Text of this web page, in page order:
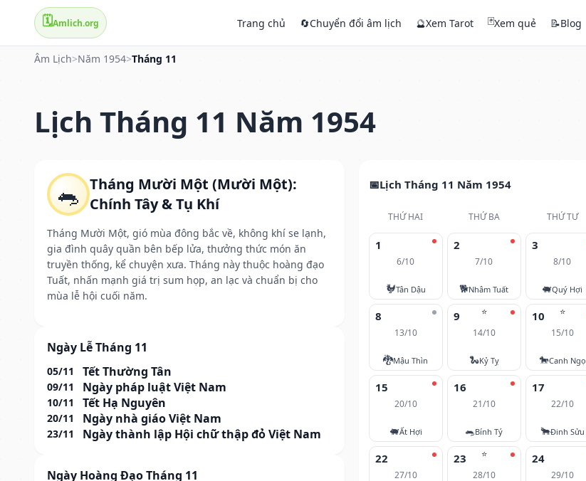
🗓️Amlich.org Trang chủ 🔄Chuyển đổi âm lịch 🔮Xem Tarot 🃏Xem quẻ 📝Blog
Âm Lịch>Năm 1954>Tháng 11
Lịch Tháng 11 Năm 1954
🐀 Tháng Mười Một (Mười Một):
Chính Tây & Tụ Khí
Tháng Mười Một, gió mùa đông bắc về, không khí se lạnh,
gia đình quây quần bên bếp lửa, thưởng thức món ăn
truyền thống, kể chuyện xưa. Tháng này thuộc hoàng đạo
Tuất, nhấn mạnh giá trị sum họp, an lạc và chuẩn bị cho
mùa lễ hội cuối năm.
Ngày Lễ Tháng 11
05/11 Tết Thường Tân
09/11 Ngày pháp luật Việt Nam
10/11 Tết Hạ Nguyên
20/11 Ngày nhà giáo Việt Nam
23/11 Ngày thành lập Hội chữ thập đỏ Việt Nam
Ngày Hoàng Đạo Tháng 11
Lịch Tháng 11 Năm 1954
THỨ HAI THỨ BA THỨ TƯ
1
6/10
🐓Tân Dậu
2
7/10
🐕Nhâm Tuất
3
8/10
🐖Quý Hợi
8
13/10
🐉Mậu Thìn
⭐
9
14/10
🐍Kỷ Tỵ
⭐
10
15/10
🐎Canh Ngọ
15
20/10
🐖Ất Hợi
16
21/10
🐀Bính Tý
17
22/10
🐂Đinh Sửu
22
27/10
⭐
23
28/10
24
29/10